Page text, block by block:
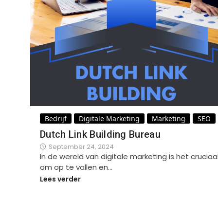
Bedrijf Digitale Marketing Marketing SEO
Dutch Link Building Bureau
September 24, 2024
In de wereld van digitale marketing is het
om op te vallen en…
Lees verder